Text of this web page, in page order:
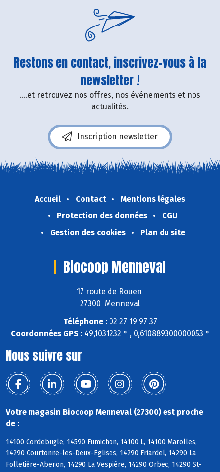
Restons en contact, inscrivez-vous à la
newsletter !
....et retrouvez nos offres, nos événements et nos
actualités.
Inscription newsletter
Accueil Contact
Mentions légales
Protection des données
CGU
Gestion des cookies
Plan du site
Biocoop Menneval
17 route de Rouen
27300 Menneval
Téléphone :02 27 19 97 37
Coordonnées GPS :49,1031232 ° , 0,610889300000053 °
Nous suivre sur
Votre magasin Biocoop Menneval (27300) est proche
de :
14100 Cordebugle, 14590 Fumichon, 14100 L, 14100 Marolles,
14290 Courtonne-les-Deux-Eglises, 14290 Friardel, 14290 La
Folletière-Abenon, 14290 La Vespière, 14290 Orbec, 14290 St-